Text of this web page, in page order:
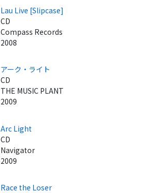
Lau Live [Slipcase]
CD
Compass Records
2008
アーク・ライト
CD
THE MUSIC PLANT
2009
Arc Light
CD
Navigator
2009
Race the Loser